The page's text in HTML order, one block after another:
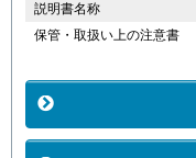
説明書名称
保管・取扱い上の注意書